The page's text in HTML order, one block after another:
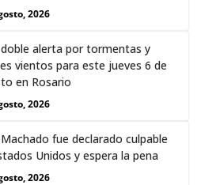
2026
doble alerta por tormentas y
vientos para este jueves 6 de
en Rosario
2026
fue declarado culpable
Unidos y espera la pena
2026